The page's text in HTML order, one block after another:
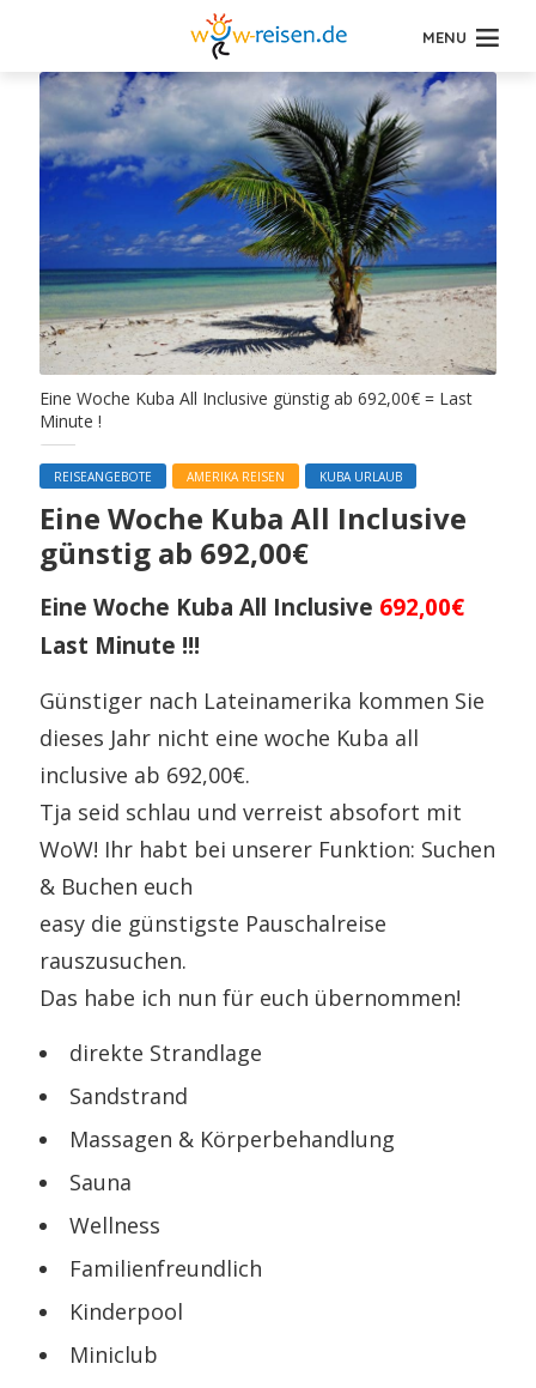
MENU
Eine Woche Kuba All Inclusive günstig ab 692,00€ = Last
Minute !
REISEANGEBOTE AMERIKA REISEN KUBA URLAUB
Eine Woche Kuba All Inclusive
günstig ab 692,00€
Eine Woche Kuba All Inclusive 692,00€
Last Minute !!!
Günstiger nach Lateinamerika kommen Sie
dieses Jahr nicht eine woche Kuba all
inclusive ab 692,00€.
Tja seid schlau und verreist absofort mit
WoW! Ihr habt bei unserer Funktion: Suchen
& Buchen euch
easy die günstigste Pauschalreise
rauszusuchen.
Das habe ich nun für euch übernommen!
direkte Strandlage
Sandstrand
Massagen & Körperbehandlung
Sauna
Wellness
Familienfreundlich
Kinderpool
Miniclub